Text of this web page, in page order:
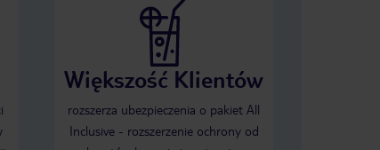
Większość Klientów
rozszerza ubezpieczenia o pakiet All
Inclusive - rozszerzenie ochrony od